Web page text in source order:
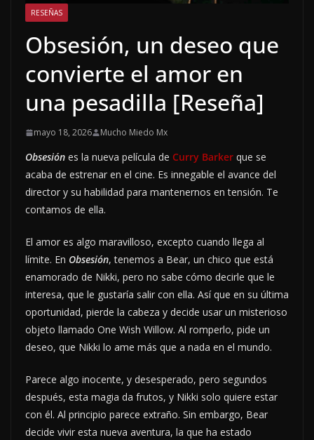
RESEÑAS
Obsesión, un deseo que
convierte el amor en
una pesadilla [Reseña]
mayo 18, 2026 Mucho Miedo Mx
Obsesión es la nueva película de Curry Barker que se
acaba de estrenar en el cine. Es innegable el avance del
director y su habilidad para mantenernos en tensión. Te
contamos de ella.
El amor es algo maravilloso, excepto cuando llega al
límite. En Obsesión, tenemos a Bear, un chico que está
enamorado de Nikki, pero no sabe cómo decirle que le
interesa, que le gustaría salir con ella. Así que en su última
oportunidad, pierde la cabeza y decide usar un misterioso
objeto llamado One Wish Willow. Al romperlo, pide un
deseo, que Nikki lo ame más que a nada en el mundo.
Parece algo inocente, y desesperado, pero segundos
después, esta magia da frutos, y Nikki solo quiere estar
con él. Al principio parece extraño. Sin embargo, Bear
decide vivir esta nueva aventura, la que ha estado